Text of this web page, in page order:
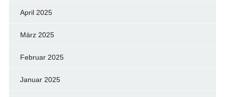
April 2025
März 2025
Februar 2025
Januar 2025